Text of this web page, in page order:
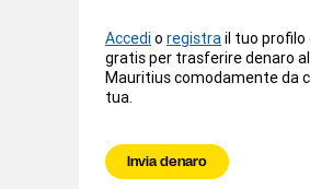
Accedi o registra il tuo profilo
gratis per trasferire denaro
Mauritius comodamente da
tua.
Invia denaro